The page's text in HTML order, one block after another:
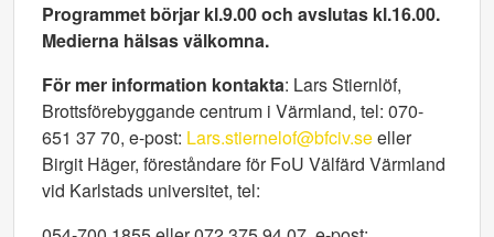
Programmet börjar kl.9.00 och avslutas kl.16.00.
Medierna hälsas välkomna.
För mer information kontakta: Lars Stiernlöf,
Brottsförebyggande centrum i Värmland, tel: 070-
651 37 70, e-post: Lars.stiernelof@bfciv.seeller
Birgit Häger, föreståndare för FoU Välfärd Värmland
vid Karlstads universitet, tel: